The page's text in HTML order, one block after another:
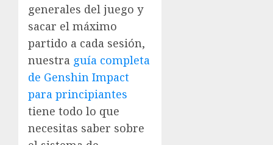
generales del juego y
sacar el máximo
partido a cada sesión,
nuestra guía completa
de Genshin Impact
para principiantes
tiene todo lo que
necesitas saber sobre